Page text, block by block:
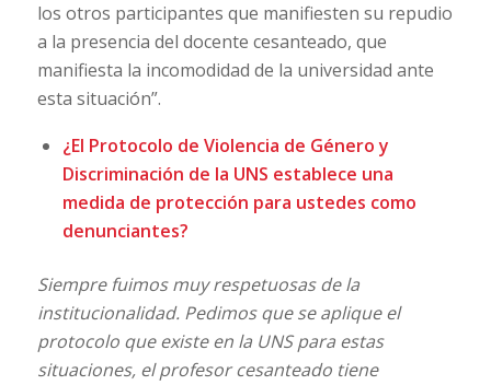
los otros participantes que manifiesten su repudio
a la presencia del docente cesanteado, que
manifiesta la incomodidad de la universidad ante
esta situación”.
¿El Protocolo de Violencia de Género y
Discriminación de la UNS establece una
medida de protección para ustedes como
denunciantes?
Siempre fuimos muy respetuosas de la
institucionalidad. Pedimos que se aplique el
protocolo que existe en la UNS para estas
situaciones, el profesor cesanteado tiene